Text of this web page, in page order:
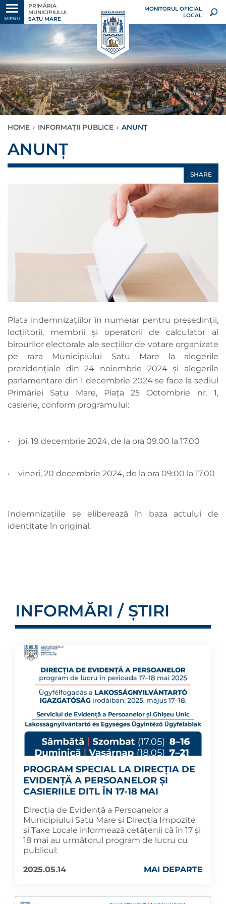
MENU
PRIMĂRIA
MUNICIPIULUI
SATU MARE
MONITORUL OFICIAL
LOCAL
HOME › INFORMAȚII PUBLICE › ANUNȚ
ANUNȚ
SHARE
Plata indemnizațiilor în numerar pentru președinții,
locțiitorii, membrii și operatorii de calculator ai
birourilor electorale ale secțiilor de votare organizate
pe raza Municipiului Satu Mare la alegerile
prezidențiale din 24 noiembrie 2024 și alegerile
parlamentare din 1 decembrie 2024 se face la sediul
Primăriei Satu Mare, Piața 25 Octombrie nr. 1,
casierie, conform programului:
• joi, 19 decembrie 2024, de la ora 09.00 la 17.00
• vineri, 20 decembrie 2024, de la ora 09:00 la 17.00
Indemnizațiile se eliberează în baza actului de
identitate în original.
INFORMĂRI / ȘTIRI
PROGRAM SPECIAL LA DIRECȚIA DE
EVIDENȚĂ A PERSOANELOR ȘI
CASIERIILE DITL ÎN 17-18 MAI
Direcția de Evidență a Persoanelor a
Municipiului Satu Mare și Direcția Impozite
și Taxe Locale informează cetățenii că în 17 și
18 mai au următorul program de lucru cu
publicul:
2025.05.14
MAI DEPARTE